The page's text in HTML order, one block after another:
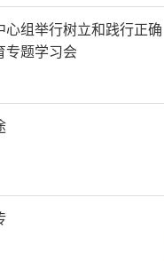
心组举行树立和践行正确
专题学习会